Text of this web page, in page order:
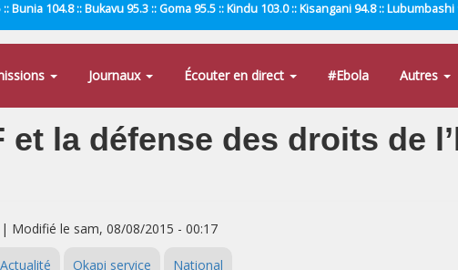
Bunia 104.8 :: Bukavu 95.3 :: Goma 95.5 :: Kindu 103.0 :: Kisangani 94.8 ::
Journaux Écouter en direct #Ebola Autres
et la défense des droits de
Modifié le sam, 08/08/2015 - 00:17
Actualité Okapi service National